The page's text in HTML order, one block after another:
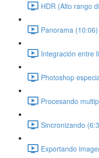
HDR (Alto rango
Panorama (10:06)
Integración entre
Photoshop
Procesando
Sincronizando
Exportando